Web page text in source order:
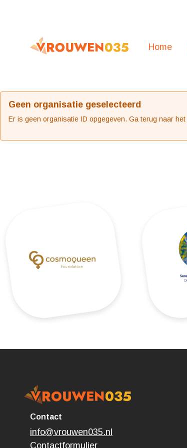
Home
Geen organisatie geselecteerd
Er is geen organisatie ID opgegeven. Ga terug naar het
Contact
info@vrouwen035.nl
Contactformulier